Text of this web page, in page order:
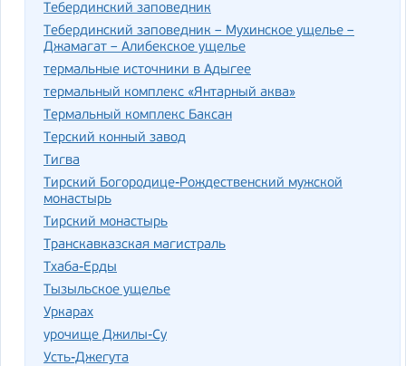
Тебердинский заповедник
Тебердинский заповедник – Мухинское ущелье –
Джамагат – Алибекское ущелье
термальные источники в Адыгее
термальный комплекс «Янтарный аква»
Термальный комплекс Баксан
Терский конный завод
Тигва
Тирский Богородице-Рождественский мужской
монастырь
Тирский монастырь
Транскавказская магистраль
Тхаба-Ерды
Тызыльское ущелье
Уркарах
урочище Джилы-Су
Усть-Джегута